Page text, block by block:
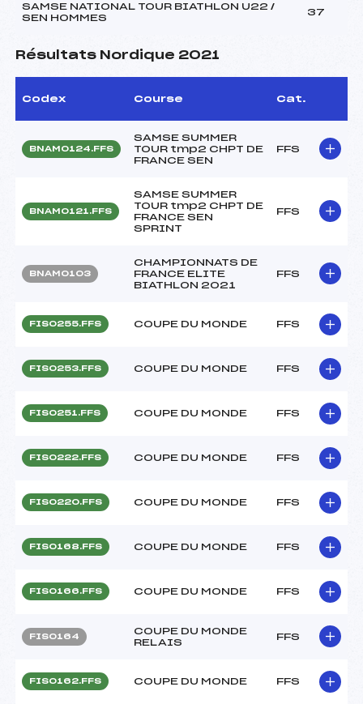
SAMSE NATIONAL TOUR BIATHLON U22 /
SEN HOMMES
37
Résultats Nordique 2021
Codex Course Cat.
BNAM0124.FFS
SAMSE SUMMER
TOUR tmp2 CHPT DE
FRANCE SEN
FFS
BNAM0121.FFS
SAMSE SUMMER
TOUR tmp2 CHPT DE
FRANCE SEN
SPRINT
FFS
BNAM0103
CHAMPIONNATS DE
FRANCE ELITE
BIATHLON 2021
FFS
FIS0255.FFS COUPE DU MONDE FFS
FIS0253.FFS COUPE DU MONDE FFS
FIS0251.FFS COUPE DU MONDE FFS
FIS0222.FFS COUPE DU MONDE FFS
FIS0220.FFS COUPE DU MONDE FFS
FIS0168.FFS COUPE DU MONDE FFS
FIS0166.FFS COUPE DU MONDE FFS
FIS0164
COUPE DU MONDE
RELAIS
FFS
FIS0162.FFS COUPE DU MONDE FFS